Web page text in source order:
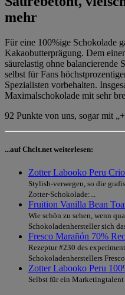
mehr
Für eine 100%ige Schokolade
Kakaobutterprägung. Dem
säurelastig ohne balancierende
selbst für Fans
Spezialisten vorbehalten.
Maximalschokolade mit sehr
92 Punkte von uns, sogar mit
...auf Chclt.net weiterlesen:
Zotter Labooko Peru
Stylish-verwegen, so die
Zotter-Schokolade:...
Fruition Vanilla Bean
Wie schön zu sehen, wenn
Schokoladenhersteller sich
Fresco Marañón 70%
Rezeptur #230 des
Schokoladenherstellers
Zotter Labooko Peru
Selbst für ein Marketingtalent